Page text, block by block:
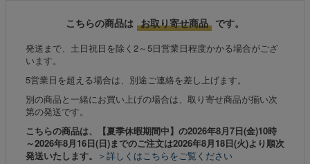
こちらの商品は お取り寄せ商品 です。
発送まで、土日祝日を除く2～5日営業日程度かかる場合がござ
います。
5営業日を超える場合は、別途ご連絡を差し上げます。
別の商品と一緒にお買い上げの場合は、取り寄せ商品が揃い次
第の発送です。
こちらの商品は、【夏季休暇期間中】の2026年8月7日(金)10時
～2026年8月16日(日)までのご注文は2026年8月18日(火)より順次
発送いたします。
＞詳しくはこちらをご覧ください